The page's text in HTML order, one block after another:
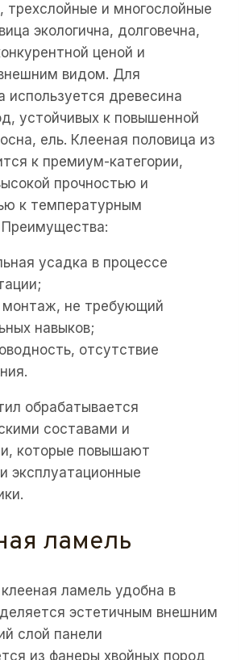
трехслойные и многослойные
экологична, долговечна,
ценой и
видом. Для
используется древесина
устойчивых к повышенной
ель. Клееная половица из
к премиум-категории,
прочностью и
к температурным
усадка в процессе
монтаж, не требующий
навыков;
отсутствие
обрабатывается
составами и
которые повышают
эксплуатационные
ламель
ламель удобна в
эстетичным внешним
слой панели
из фанеры хвойных пород